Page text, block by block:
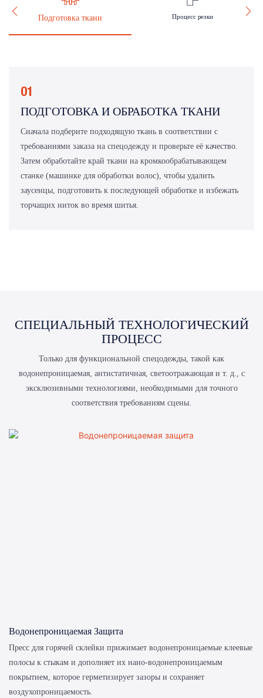
Подготовка ткани Процесс резки
01
ПОДГОТОВКА И ОБРАБОТКА ТКАНИ
Сначала подберите подходящую ткань в соответствии с
требованиями заказа на спецодежду и проверьте её качество.
Затем обработайте край ткани на кромкообрабатывающем
станке (машинке для обработки волос), чтобы удалить
заусенцы, подготовить к последующей обработке и избежать
торчащих ниток во время шитья.
СПЕЦИАЛЬНЫЙ ТЕХНОЛОГИЧЕСКИЙ
ПРОЦЕСС
Только для функциональной спецодежды, такой как
водонепроницаемая, антистатичная, светоотражающая и т. д., с
эксклюзивными технологиями, необходимыми для точного
соответствия требованиям сцены.
Водонепроницаемая Защита
Пресс для горячей склейки прижимает водонепроницаемые клеевые
полосы к стыкам и дополняет их нано-водонепроницаемым
покрытием, которое герметизирует зазоры и сохраняет
воздухопроницаемость.